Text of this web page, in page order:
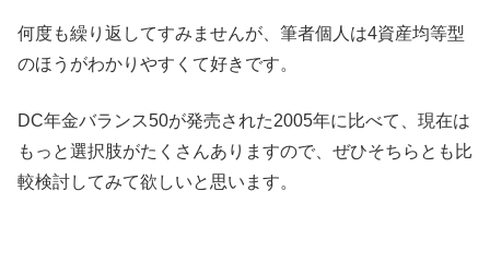
何度も繰り返してすみませんが、筆者個人は4資産均等型
のほうがわかりやすくて好きです。
DC年金バランス50が発売された2005年に比べて、現在は
もっと選択肢がたくさんありますので、ぜひそちらとも比
較検討してみて欲しいと思います。